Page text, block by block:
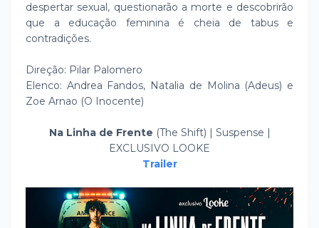
despertar sexual, questionarão a morte e descobrirão
que a educação feminina é cheia de tabus e
contradições.
Direção: Pilar Palomero
Elenco: Andrea Fandos, Natalia de Molina (Adeus) e
Zoe Arnao (O Inocente)
Na Linha de Frente (The Shift) | Suspense |
EXCLUSIVO LOOKE
Trailer